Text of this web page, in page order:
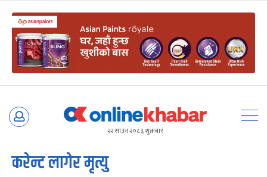
Skip
२२ साउन २०८३, शुक्रबार
करेन्ट लागेर मृत्यु